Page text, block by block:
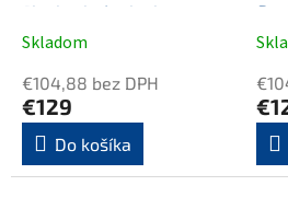
Flush, chróm lesk
Skladom
€104,88 bez DPH
€129
Do košíka